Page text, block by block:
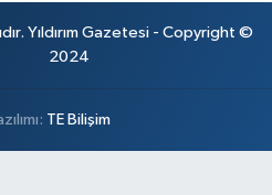
Yıldırım Gazetesi - Copyright ©
2024
TE Bilişim